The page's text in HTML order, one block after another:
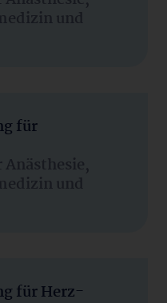
und
für
und
für Herz-